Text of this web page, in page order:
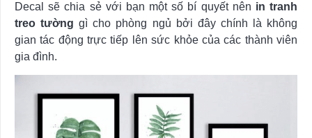
Decal sẽ chia sẻ với bạn một số bí quyết nên in tranh
treo tường gì cho phòng ngủ bởi đây chính là không
gian tác động trực tiếp lên sức khỏe của các thành viên
gia đình.